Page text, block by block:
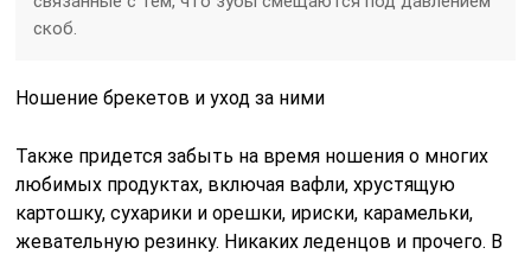
скоб.
Ношение брекетов и уход за ними
Также придется забыть на время ношения о многих
любимых продуктах, включая вафли, хрустящую
картошку, сухарики и орешки, ириски, карамельки,
жевательную резинку. Никаких леденцов и прочего. В